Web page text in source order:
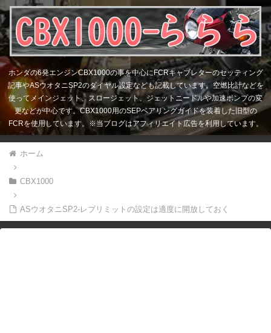
ホンダの6発エンジンCBX1000の事を中心にFCRキャブレターのセッティング
記事やASウオタニSP2のダイヤル設定なども記載しています。空燃比計などを
使ってメインジェット、スロージェット、ジェットニードルや加速ポンプの変
更などが中心です。CBX1000用のSEPベアリングガイドを装着した旧型の
FCRを使用しています。※当ブログはアフィリエイト広告を利用しています。
ホーム
CBX1000
ASウオタニSP2-レブリミットの設定は適度に開放しておく